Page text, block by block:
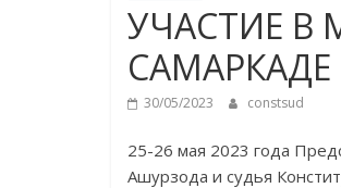
УЧАСТИЕ В
САМАРКАДЕ
30/05/2023 constsud
25-26 мая 2023 года
Ашурзода и судья